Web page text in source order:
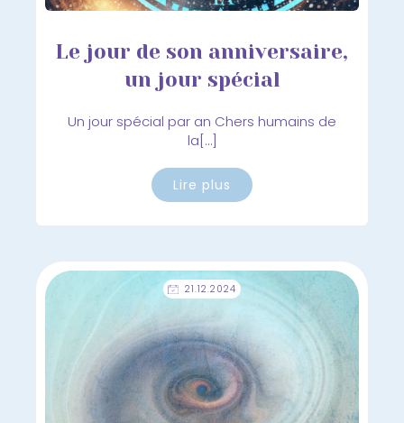
Le jour de son anniversaire,
un jour spécial
Un jour spécial par an Chers humains de
la[…]
Lire plus
21.12.2024